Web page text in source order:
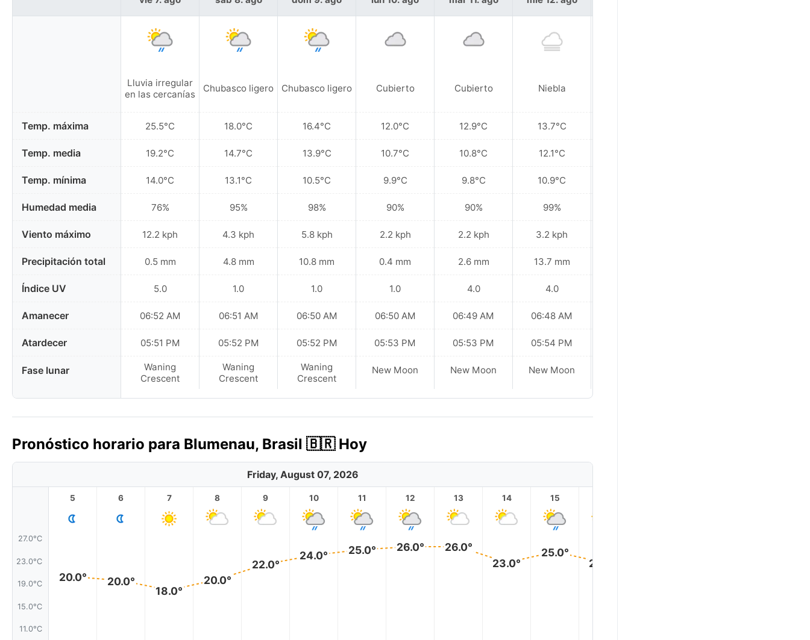
Temp. máxima
Temp. media
Temp. mínima
Humedad media
Viento máximo
Precipitación total
Índice UV
Amanecer
Atardecer
Fase lunar
Lluvia irregular
en las cercanías
25.5°C
19.2°C
14.0°C
76%
12.2 kph
0.5 mm
5.0
06:52 AM
05:51 PM
Waning
Crescent
Chubasco ligero
18.0°C
14.7°C
13.1°C
95%
4.3 kph
4.8 mm
1.0
06:51 AM
05:52 PM
Waning
Crescent
Chubasco ligero
16.4°C
13.9°C
10.5°C
98%
5.8 kph
10.8 mm
1.0
06:50 AM
05:52 PM
Waning
Crescent
Cubierto
12.0°C
10.7°C
9.9°C
90%
2.2 kph
0.4 mm
1.0
06:50 AM
05:53 PM
New Moon
Cubierto
12.9°C
10.8°C
9.8°C
90%
2.2 kph
2.6 mm
4.0
06:49 AM
05:53 PM
New Moon
Niebla
13.7°C
12.1°C
10.9°C
99%
3.2 kph
13.7 mm
4.0
06:48 AM
05:54 PM
New Moon
Pronóstico horario para Blumenau, Brasil 🇧🇷 Hoy
Friday, August 07, 2026
27.0°C
23.0°C
19.0°C
15.0°C
11.0°C
5
20.0°
6
20.0°
7
18.0°
8
20.0°
9
22.0°
10
24.0°
11
25.0°
12
26.0°
13
26.0°
14
23.0°
15
25.0°
23.0°